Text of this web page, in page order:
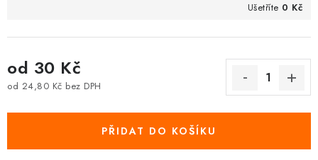
Ušetříte 0 Kč
od 30 Kč
od 24,80 Kč bez DPH
PŘIDAT DO KOŠÍKU